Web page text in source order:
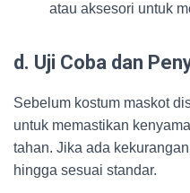
atau aksesori untuk
d. Uji Coba dan
Sebelum kostum maskot
untuk memastikan
tahan. Jika ada
hingga sesuai standar.